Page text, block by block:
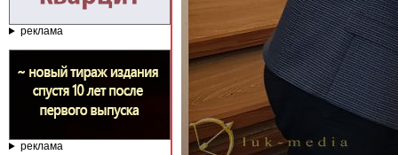
реклама
реклама